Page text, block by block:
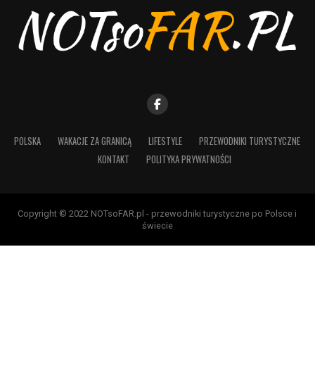
POLSKA WAKACJE ZA GRANICĄ LIFESTYLE
PRZEWODNIKI TURYSTYCZNE
KONTAKT
POLITYKA PRYWATNOŚCI
Copyright © 2022 NOTsoFAR.pl - przewodniki turystyczne po Polsce i
świecie